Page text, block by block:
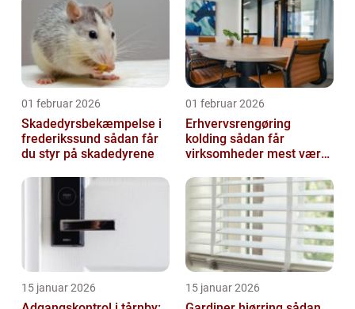
01 februar 2026
Skadedyrsbekæmpelse i
frederikssund sådan får
du styr på skadedyrene
01 februar 2026
Erhvervsrengøring
kolding sådan får
virksomheder mest værdi
15 januar 2026 15 januar 2026